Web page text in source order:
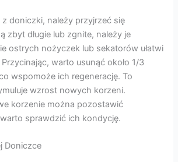
doniczki, należy przyjrzeć się
zbyt długie lub zgnite, należy je
ostrych nożyczek lub sekatorów ułatwi
warto usunąć około 1/3
wspomoże ich regenerację. To
wzrost nowych korzeni.
korzenie można pozostawić
sprawdzić ich kondycję.
Doniczce